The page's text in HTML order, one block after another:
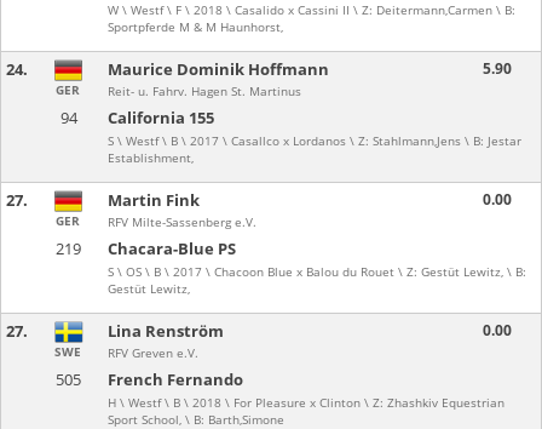
W \ Westf \ F \ 2018 \ Casalido x Cassini II \ Z: Deitermann,Carmen \ B:
Sportpferde M & M Haunhorst,
24.
94 California 155
S \ Westf \ B \ 2017 \ Casallco x Lordanos \ Z: Stahlmann,Jens \ B: Jestar
Establishment,
GER
Maurice Dominik Hoffmann
Reit- u. Fahrv. Hagen St. Martinus
5.90
27.
219 Chacara-Blue PS
S \ OS \ B \ 2017 \ Chacoon Blue x Balou du Rouet \ Z: Gestüt Lewitz, \ B:
Gestüt Lewitz,
GER
Martin Fink
RFV Milte-Sassenberg e.V.
0.00
27.
505 French Fernando
H \ Westf \ B \ 2018 \ For Pleasure x Clinton \ Z: Zhashkiv Equestrian
Sport School, \ B: Barth,Simone
SWE
Lina Renström
RFV Greven e.V.
0.00